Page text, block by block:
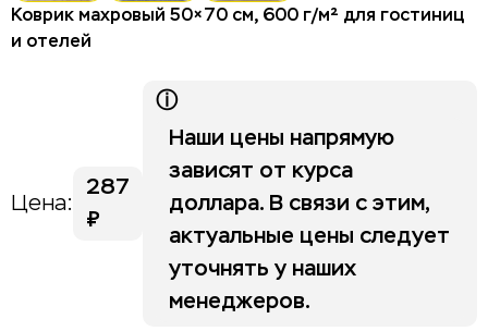
Тумбы для отелей и гостиниц
Шкафы для отелей и гостиниц
Life category A
Stripe
Коврик махровый 50×70 см, 600 г/м² для гостиниц
и отелей
Цена:
287
₽
ⓘ
Наши цены напрямую
зависят от курса
доллара. В связи с этим,
актуальные цены следует
уточнять у наших
менеджеров.